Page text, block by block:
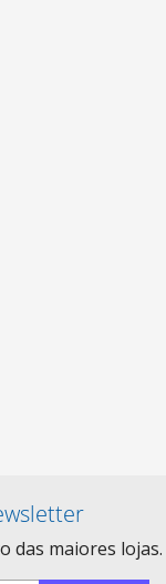
das maiores lojas.